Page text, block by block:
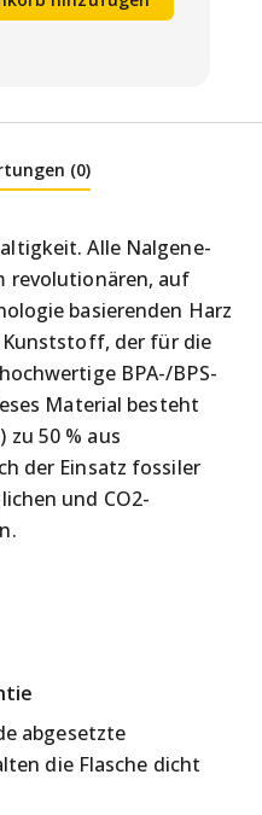
(0)
Alle Nalgene-
revolutionären, auf
basierenden Harz
der für die
BPA-/BPS-
Material besteht
zu 50 % aus
der Einsatz fossiler
und CO2-
abgesetzte
die Flasche dicht